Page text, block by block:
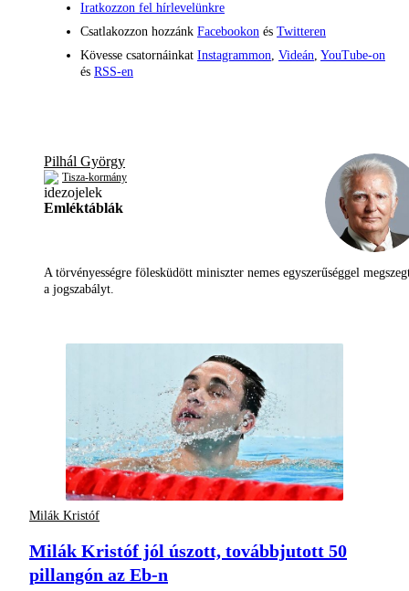
Iratkozzon fel hírlevelünkre
Csatlakozzon hozzánk Facebookon és Twitteren
Kövesse csatornáinkat Instagrammon, Videán, YouTube-on
és RSS-en
Pilhál György
Tisza-kormány
Emléktáblák
A törvényességre fölesküdött miniszter nemes egyszerűséggel
a jogszabályt.
Milák Kristóf
Milák Kristóf jól úszott, továbbjutott 50
pillangón az Eb-n